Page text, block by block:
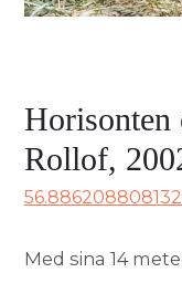
Rollof,
Med sina 14